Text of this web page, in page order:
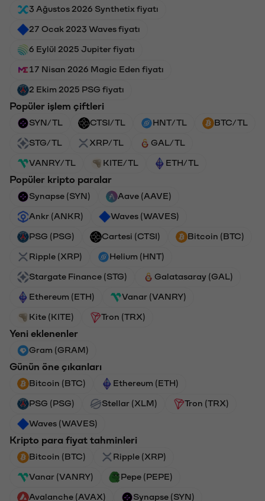
3 Ağustos 2026 Synthetix fiyatı
27 Ocak 2023 Waves fiyatı
6 Eylül 2025 Jupiter fiyatı
17 Nisan 2026 Magic Eden fiyatı
2 Ekim 2025 PSG fiyatı
Popüler işlem çiftleri
SYN/TL CTSI/TL HNT/TL BTC/TL
STG/TL XRP/TL GAL/TL
VANRY/TL KITE/TL ETH/TL
Popüler kripto paralar
Synapse (SYN) Aave (AAVE)
Ankr (ANKR) Waves (WAVES)
PSG (PSG) Cartesi (CTSI) Bitcoin (BTC)
Ripple (XRP) Helium (HNT)
Stargate Finance (STG) Galatasaray (GAL)
Ethereum (ETH) Vanar (VANRY)
Kite (KITE) Tron (TRX)
Yeni eklenenler
Gram (GRAM)
Günün öne çıkanları
Bitcoin (BTC) Ethereum (ETH)
PSG (PSG) Stellar (XLM) Tron (TRX)
Waves (WAVES)
Kripto para fiyat tahminleri
Bitcoin (BTC) Ripple (XRP)
Vanar (VANRY) Pepe (PEPE)
Avalanche (AVAX) Synapse (SYN)